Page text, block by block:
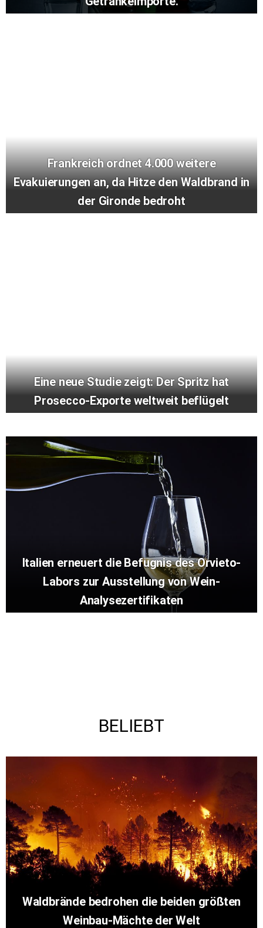
Frankreich ordnet 4.000 weitere
Evakuierungen an, da Hitze den Waldbrand in
der Gironde bedroht
Eine neue Studie zeigt: Der Spritz hat
Prosecco-Exporte weltweit beflügelt
Italien erneuert die Befugnis des Orvieto-
Labors zur Ausstellung von Wein-
Analysezertifikaten
BELIEBT
Waldbrände bedrohen die beiden größten
Weinbau-Mächte der Welt